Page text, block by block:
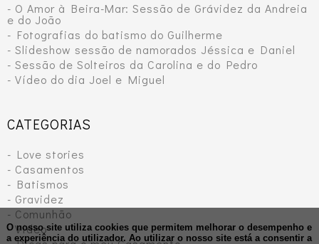
- O Amor à Beira-Mar: Sessão de Grávidez da Andreia
e do João
- Fotografias do batismo do Guilherme
- Slideshow sessão de namorados Jéssica e Daniel
- Sessão de Solteiros da Carolina e do Pedro
- Vídeo do dia Joel e Miguel
CATEGORIAS
- Love stories
- Casamentos
- Batismos
- Gravidez
- Comunhão
- Vídeo
O nosso site utiliza cookies que permitem melhorar o desempenho e
a experiência do utilizador. Ao utilizar o nosso site está a consentir a